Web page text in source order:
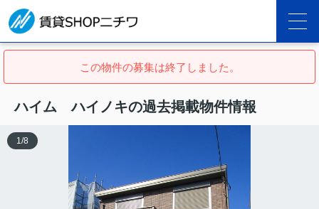
この物件の募集は終了しました。
ハイム ハイノキの過去掲載物件情報
1 /8